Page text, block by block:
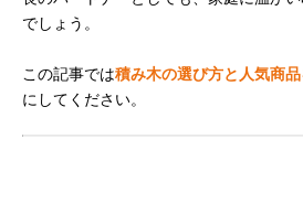
でしょう。
この記事では積み木の選び方と人気商
にしてください。